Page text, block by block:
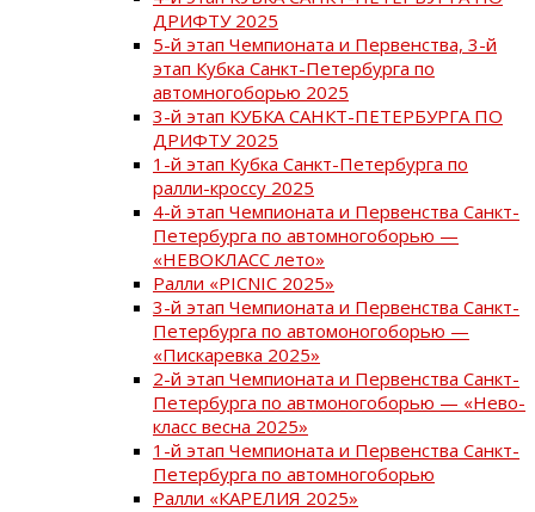
ДРИФТУ 2025
5-й этап Чемпионата и Первенства, 3-й
этап Кубка Санкт-Петербурга по
автомногоборью 2025
3-й этап КУБКА САНКТ-ПЕТЕРБУРГА ПО
ДРИФТУ 2025
1-й этап Кубка Санкт-Петербурга по
ралли-кроссу 2025
4-й этап Чемпионата и Первенства Санкт-
Петербурга по автомногоборью —
«НЕВОКЛАСС лето»
Ралли «PICNIC 2025»
3-й этап Чемпионата и Первенства Санкт-
Петербурга по автомоногоборью —
«Пискаревка 2025»
2-й этап Чемпионата и Первенства Санкт-
Петербурга по автмоногоборью — «Нево-
класс весна 2025»
1-й этап Чемпионата и Первенства Санкт-
Петербурга по автомногоборью
Ралли «КАРЕЛИЯ 2025»